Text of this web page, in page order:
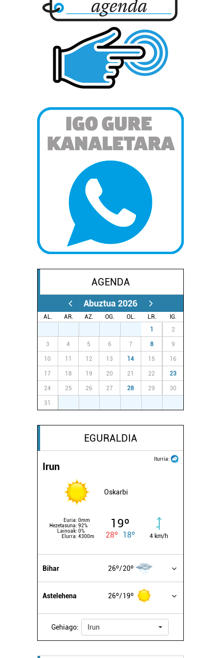
AGENDA
Abuztua 2026
AL. AR. AZ. OG. OL. LR.
IG.
1 2
3 4 5 6 7 8 9
10 11 12 13 14 15 16
17 18 19 20 21 22 23
24 25 26 27 28 29 30
31
EGURALDIA
Iturria:
Irun
Oskarbi
Euria: 0mm
Hezetasuna: 92%
Lainoak: 0%
Elurra: 4300m
19º
28º 18º 4 km/h
Bihar 26º 20º
Astelehena 26º 19º
Gehiago: Irun